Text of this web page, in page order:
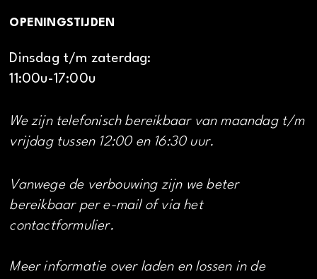
OPENINGSTIJDEN
Dinsdag t/m zaterdag:
11:00u-17:00u
We zijn telefonisch bereikbaar van maandag t/m
vrijdag tussen 12:00 en 16:30 uur.
Vanwege de verbouwing zijn we beter
bereikbaar per e-mail of via het
contactformulier.
Meer informatie over laden en lossen in de